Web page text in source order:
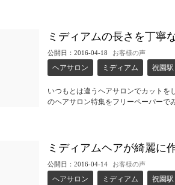
ミディアムの長さを丁寧
公開日：2016-04-18 お客様の声
ヘアサロン ミディアム 祝園駅
いつもとは違うヘアサロンでカットを
のヘアサロン特集をフリーペーパーで
ミディアムヘアが綺麗に
公開日：2016-04-14 お客様の声
ヘアサロン ミディアム 祝園駅